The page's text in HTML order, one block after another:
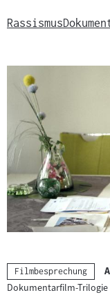
Rassismus
Kategorie:
Filmbesprechung
Dokumentarfilm-